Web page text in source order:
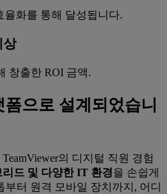
율화를 통해 달성됩니다.
상
창출한 ROI 금액.
으로 설계되었습니
의 디지털 직원 경험
리드 및 다양한 IT 환경을 손쉽게
터 원격 모바일 장치까지, 어디